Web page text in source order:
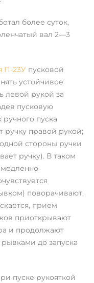
более суток,
вал 2—3
П-23У пусковой
устойчивое
левой рукой за
пусковую
пуска
ручку правой рукой;
стороны ручки
ручку). В таком
поворачивают.
прием
приоткрывают
и продолжают
до запуска
пуске рукояткой